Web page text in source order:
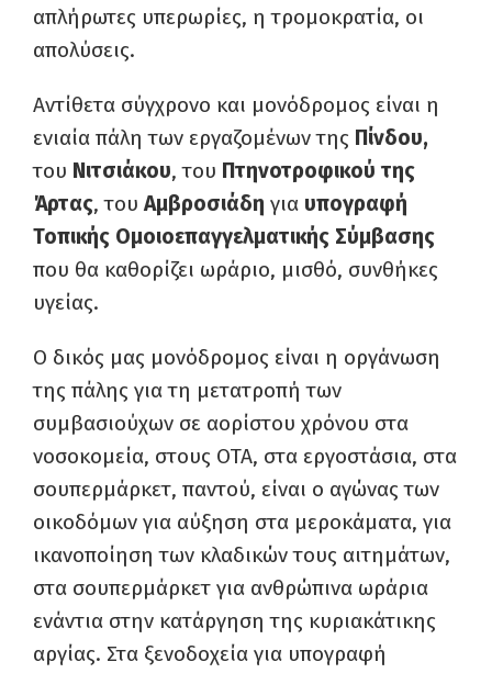
απλήρωτες υπερωρίες, η τρομοκρατία, οι
απολύσεις.
Αντίθετα σύγχρονο και μονόδρομος είναι η
ενιαία πάλη των εργαζομένων της Πίνδου,
του Νιτσιάκου, του Πτηνοτροφικού της
Άρτας, του Αμβροσιάδη για υπογραφή
Τοπικής Ομοιοεπαγγελματικής Σύμβασης
που θα καθορίζει ωράριο, μισθό, συνθήκες
υγείας.
Ο δικός μας μονόδρομος είναι η οργάνωση
της πάλης για τη μετατροπή των
συμβασιούχων σε αορίστου χρόνου στα
νοσοκομεία, στους ΟΤΑ, στα εργοστάσια, στα
σουπερμάρκετ, παντού, είναι ο αγώνας των
οικοδόμων για αύξηση στα μεροκάματα, για
ικανοποίηση των κλαδικών τους αιτημάτων,
στα σουπερμάρκετ για ανθρώπινα ωράρια
ενάντια στην κατάργηση της κυριακάτικης
αργίας. Στα ξενοδοχεία για υπογραφή